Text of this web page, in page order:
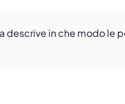
descrive in che modo le